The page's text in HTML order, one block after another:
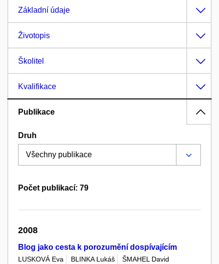
Základní údaje
Životopis
Školitel
Kvalifikace
Publikace
Druh
Počet publikací: 79
2008
Blog jako cesta k porozumění dospívajícím
LUSKOVÁ Eva BLINKA Lukáš
ŠMAHEL David